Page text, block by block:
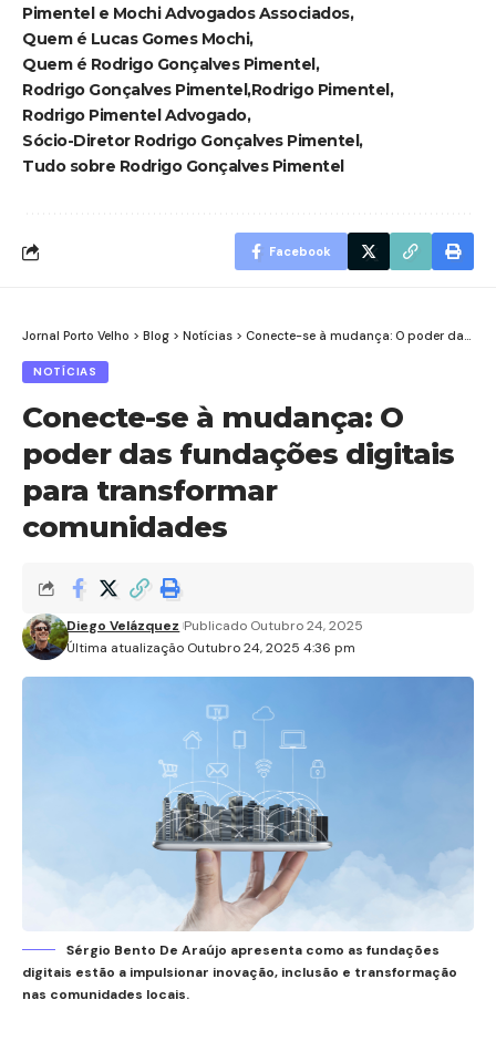
Pimentel e Mochi Advogados Associados
Quem é Lucas Gomes Mochi
Quem é Rodrigo Gonçalves Pimentel
Rodrigo Gonçalves Pimentel Rodrigo Pimentel
Rodrigo Pimentel Advogado
Sócio-Diretor Rodrigo Gonçalves Pimentel
Tudo sobre Rodrigo Gonçalves Pimentel
Facebook
Jornal Porto Velho > Blog > Notícias > Conecte-se à mudança: O poder das fundações digitais para transformar comunidades
NOTÍCIAS
Conecte-se à mudança: O
poder das fundações digitais
para transformar
comunidades
Última atualização Outubro 24, 2025 4:36 pm
Diego Velázquez Publicado Outubro 24, 2025
Sérgio Bento De Araújo apresenta como as fundações
digitais estão a impulsionar inovação, inclusão e transformação
nas comunidades locais.